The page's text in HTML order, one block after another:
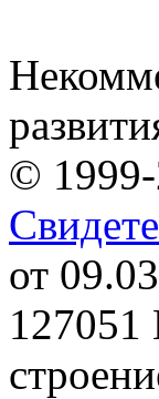
©
от
127051